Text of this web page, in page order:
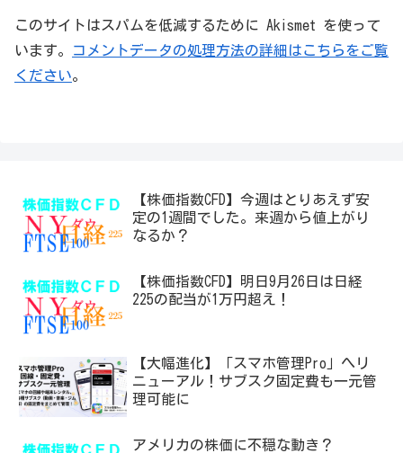
このサイトはスパムを低減するために Akismet を使って
います。
コメントデータの処理方法の詳細はこちらをご覧
ください。
【株価指数CFD】今週はとりあえず安
定の1週間でした。来週から値上がり
なるか？
【株価指数CFD】明日9月26日は日経
225の配当が1万円超え！
【大幅進化】「スマホ管理Pro」へリ
ニューアル！サブスク固定費も一元管
理可能に
アメリカの株価に不穏な動き？